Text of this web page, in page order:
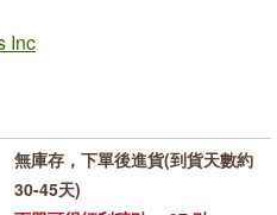
Inc
無庫存，下單後進貨(到貨天數約
30-45天)